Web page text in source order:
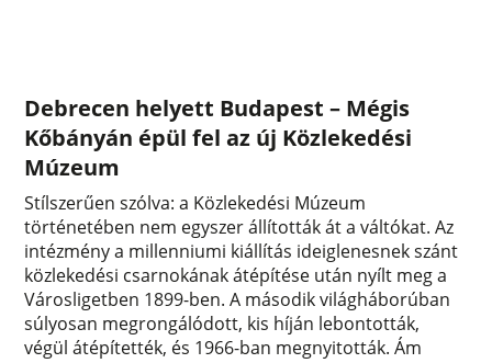
Debrecen helyett Budapest – Mégis
Kőbányán épül fel az új Közlekedési
Múzeum
Stílszerűen szólva: a Közlekedési Múzeum
történetében nem egyszer állították át a váltókat. Az
intézmény a millenniumi kiállítás ideiglenesnek szánt
közlekedési csarnokának átépítése után nyílt meg a
Városligetben 1899-ben. A második világháborúban
súlyosan megrongálódott, kis híján lebontották,
végül átépítették, és 1966-ban megnyitották. Ám